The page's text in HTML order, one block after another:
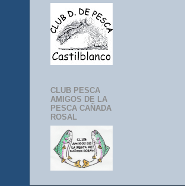
CLUB PESCA
AMIGOS DE LA
PESCA CAÑADA
ROSAL